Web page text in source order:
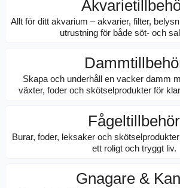
Allt för ditt akvarium – akvarier, filter,
utrustning för både söt- och
Skapa och underhåll en vacker damm
växter, foder och skötselprodukter för
Fågeltillbehör
Burar, foder, leksaker och
ett roligt och tryggt liv.
Gnagare &